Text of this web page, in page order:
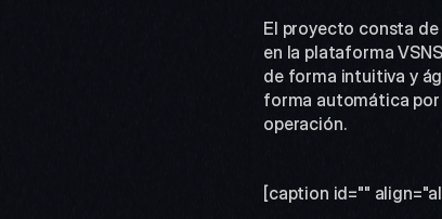
El proyecto consta
en la plataforma
de forma intuitiva y
forma automática por
operación.
[caption id=""